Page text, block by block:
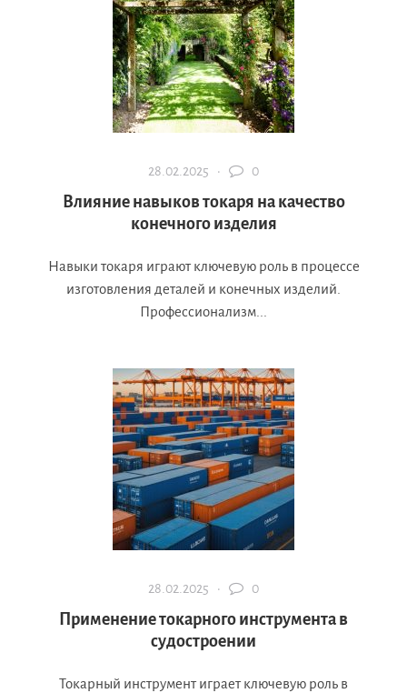
28.02.2025 · 0
Влияние навыков токаря на качество
конечного изделия
Навыки токаря играют ключевую роль в процессе
изготовления деталей и конечных изделий.
Профессионализм...
28.02.2025 · 0
Применение токарного инструмента в
судостроении
Токарный инструмент играет ключевую роль в